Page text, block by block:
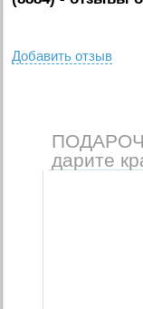
Добавить отзыв
дарите